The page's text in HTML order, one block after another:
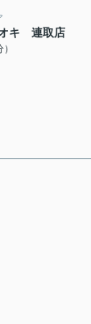
キ 連取店